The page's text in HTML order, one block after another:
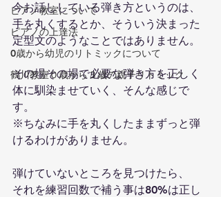
ピアノ教室について
ピアノの上達法
0歳から幼児のリトミックについて
鶴川教室０歳から３歳の親子リトミック
今お話ししている弾き方というのは、
手を丸くするとか、そういう決まった
定型文のようなことではありません。
その場その場で必要な弾き方を正しく
体に馴染ませていく、そんな感じで
す。
※ちなみに手を丸くしたままずっと弾
けるわけがありません。
弾けていないところを見つけたら、
それを練習回数で補う事は80%は正し